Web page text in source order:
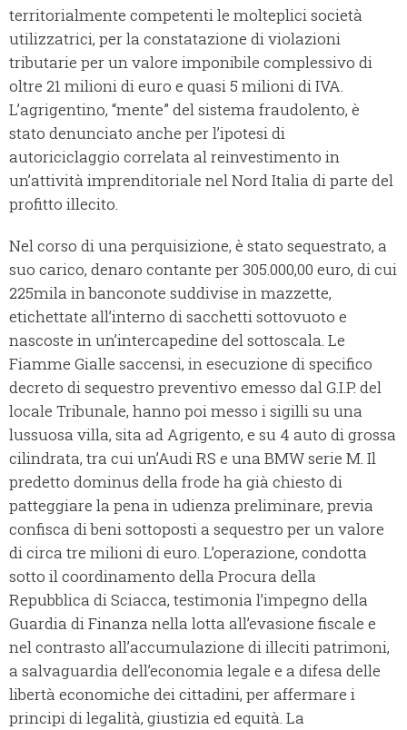
territorialmente competenti le molteplici società
utilizzatrici, per la constatazione di violazioni
tributarie per un valore imponibile complessivo di
oltre 21 milioni di euro e quasi 5 milioni di IVA.
L’agrigentino, “mente” del sistema fraudolento, è
stato denunciato anche per l’ipotesi di
autoriciclaggio correlata al reinvestimento in
un’attività imprenditoriale nel Nord Italia di parte del
profitto illecito.
Nel corso di una perquisizione, è stato sequestrato, a
suo carico, denaro contante per 305.000,00 euro, di cui
225mila in banconote suddivise in mazzette,
etichettate all’interno di sacchetti sottovuoto e
nascoste in un’intercapedine del sottoscala. Le
Fiamme Gialle saccensi, in esecuzione di specifico
decreto di sequestro preventivo emesso dal G.I.P. del
locale Tribunale, hanno poi messo i sigilli su una
lussuosa villa, sita ad Agrigento, e su 4 auto di grossa
cilindrata, tra cui un’Audi RS e una BMW serie M. Il
predetto dominus della frode ha già chiesto di
patteggiare la pena in udienza preliminare, previa
confisca di beni sottoposti a sequestro per un valore
di circa tre milioni di euro. L’operazione, condotta
sotto il coordinamento della Procura della
Repubblica di Sciacca, testimonia l’impegno della
Guardia di Finanza nella lotta all’evasione fiscale e
nel contrasto all’accumulazione di illeciti patrimoni,
a salvaguardia dell’economia legale e a difesa delle
libertà economiche dei cittadini, per affermare i
principi di legalità, giustizia ed equità. La